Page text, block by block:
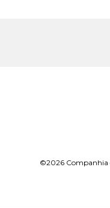
©2026 Companhia